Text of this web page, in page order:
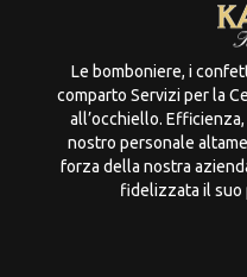
Le bomboniere, i
comparto Servizi per la
all’occhiello.
nostro personale
forza della nostra
fidelizzata il suo